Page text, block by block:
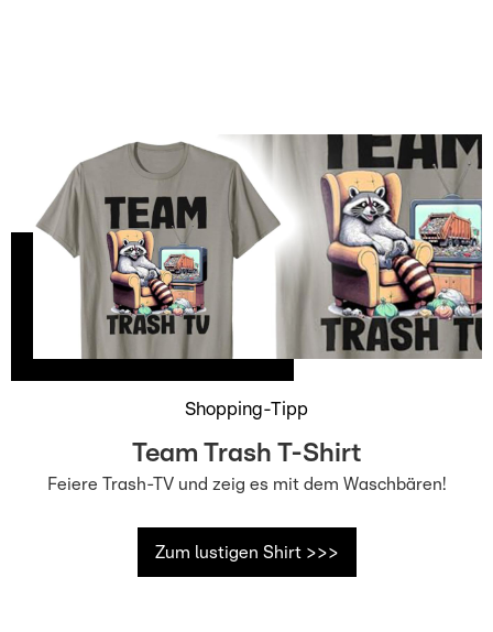
Shopping-Tipp
Team Trash T-Shirt
Feiere Trash-TV und zeig es mit dem Waschbären!
Zum lustigen Shirt >>>